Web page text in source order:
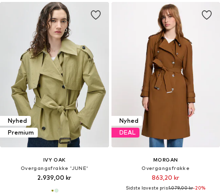
Nyhed
Premium
IVY OAK
Overgangsfrakke 'JUNE'
2.939,00 kr
Nyhed
DEAL
MORGAN
Overgangsfrakke
863,20 kr
Sidste laveste pris:1.079,00 kr-20%